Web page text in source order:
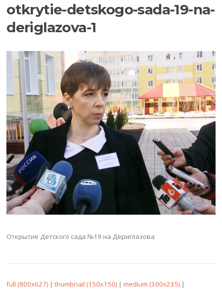
otkrytie-detskogo-sada-19-na-
deriglazova-1
Открытие Детского сада №19 на Дериглазова
full (800x627) |thumbnail (150x150) |medium (300x235) |